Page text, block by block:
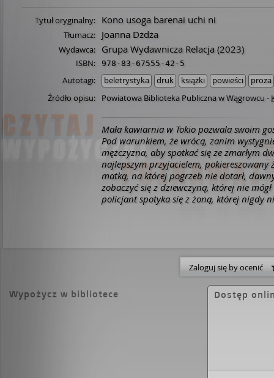
Tytuł oryginalny: Kono usoga barenai uchi ni
Tłumacz: Joanna Dżdża
Wydawca: Grupa Wydawnicza Relacja (2023)
ISBN: 978-83-67555-42-5
Autotagi: beletrystyka druk książki powieści
proza
Źródło opisu:
Powiatowa Biblioteka Publiczna w Wągrowcu -
Mała kawiarnia w Tokio pozwala swoim
Pod warunkiem, że wrócą, zanim
mężczyzna, aby spotkać się ze zmarłym
najlepszym przyjacielem, pokiereszowany
matką, na której pogrzeb nie dotarł,
zobaczyć się z dziewczyną, której nie
policjant spotyka się z żoną, której nigdy
Zaloguj się by ocenić
Wypożycz w bibliotece Dostęp